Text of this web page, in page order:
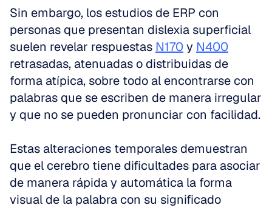
Sin embargo, los estudios de ERP con
personas que presentan dislexia superficial
suelen revelar respuestas N170 y N400
retrasadas, atenuadas o distribuidas de
forma atípica, sobre todo al encontrarse con
palabras que se escriben de manera irregular
y que no se pueden pronunciar con facilidad.
Estas alteraciones temporales demuestran
que el cerebro tiene dificultades para asociar
de manera rápida y automática la forma
visual de la palabra con su significado